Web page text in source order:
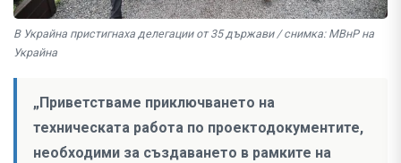
В Украйна пристигнаха делегации от 35 държави / снимка: МВнР на
Украйна
„Приветстваме приключването на
техническата работа по проектодокументите,
необходими за създаването в рамките на